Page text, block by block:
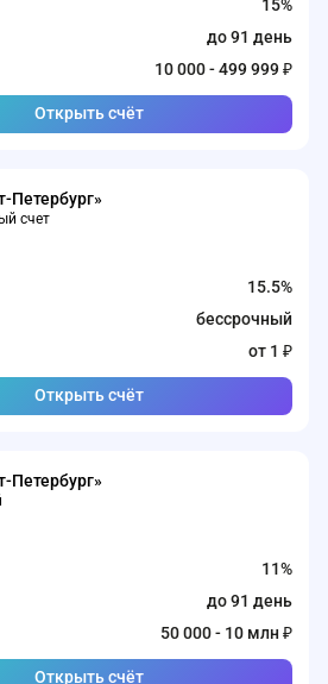
15%
до 91 день
10 000 - 499 999 ₽
Открыть счёт
Петербург»
счет
15.5%
бессрочный
от 1 ₽
Открыть счёт
Петербург»
11%
до 91 день
50 000 - 10 млн ₽
Открыть счёт